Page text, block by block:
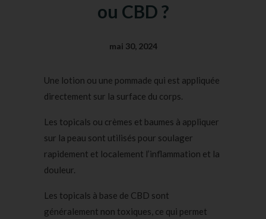
ou CBD ?
mai 30, 2024
Une lotion ou une pommade qui est appliquée
directement sur la surface du corps.
Les topicals ou crèmes et baumes à appliquer
sur la peau sont utilisés pour soulager
rapidement et localement l’inflammation et la
douleur.
Les topicals à base de CBD sont
généralement non toxiques, ce qui permet